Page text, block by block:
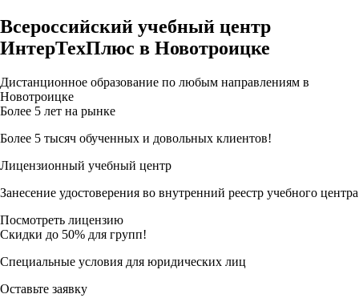
Всероссийский учебный центр
ИнтерТехПлюс в Новотроицке
Дистанционное образование по любым направлениям в
Новотроицке
Более 5 лет на рынке
Более 5 тысяч обученных и довольных клиентов!
Лицензионный учебный центр
Занесение удостоверения во внутренний реестр учебного центра
Посмотреть лицензию
Скидки до 50% для групп!
Специальные условия для юридических лиц
Оставьте заявку